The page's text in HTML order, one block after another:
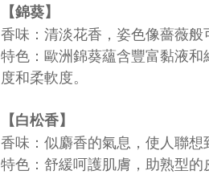
【錦葵】
香味：清淡花香，姿色像薔薇般
特色：歐洲錦葵蘊含豐富黏液
度和柔軟度。
【白松香】
香味：似麝香的氣息，使人聯
特色：舒緩呵護肌膚，助熟型的